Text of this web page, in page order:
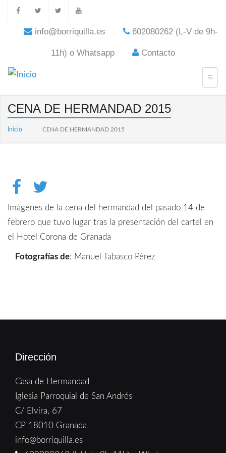
info@borriquilla.es 602080262 (L-V de 9h-
11h) o Whatsapp Contacto
CENA DE HERMANDAD 2015
Inicio CENA DE HERMANDAD 2015
Imágenes de la cena del hermandad del pasado 14 de
febrero que tuvo lugar tras la presentación del cartel en
el Hotel Corona de Granada
Fotografías de: Manuel Tabasco Pérez
Dirección
Casa de Hermandad
Iglesia Parroquial de San Andrés
C/ Elvira, 67
CP 18010 Granada
info@borriquilla.es